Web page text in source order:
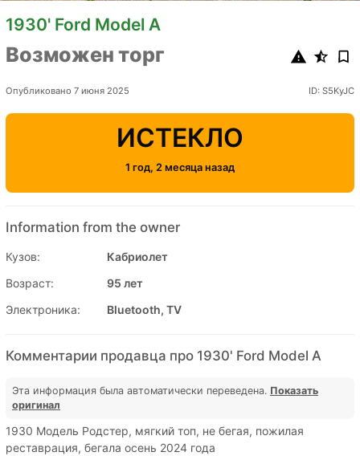
1930' Ford Model A
Возможен торг
Опубликовано 7 июня 2025 ID: S5KyJC
ИСТЕКЛО
1 год, 2 месяца назад
Information from the owner
Кузов:
Кабриолет
Возраст:
95 лет
Электроника:
Bluetooth, TV
Комментарии продавца про 1930' Ford Model A
Эта информация была автоматически переведена. Показать
оригинал
1930 Модель Родстер, мягкий топ, не бегая, пожилая
реставрация, бегала осень 2024 года